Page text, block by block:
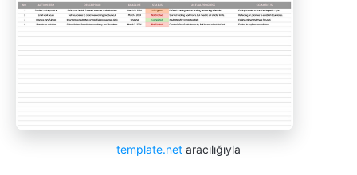
template.net aracılığıyla